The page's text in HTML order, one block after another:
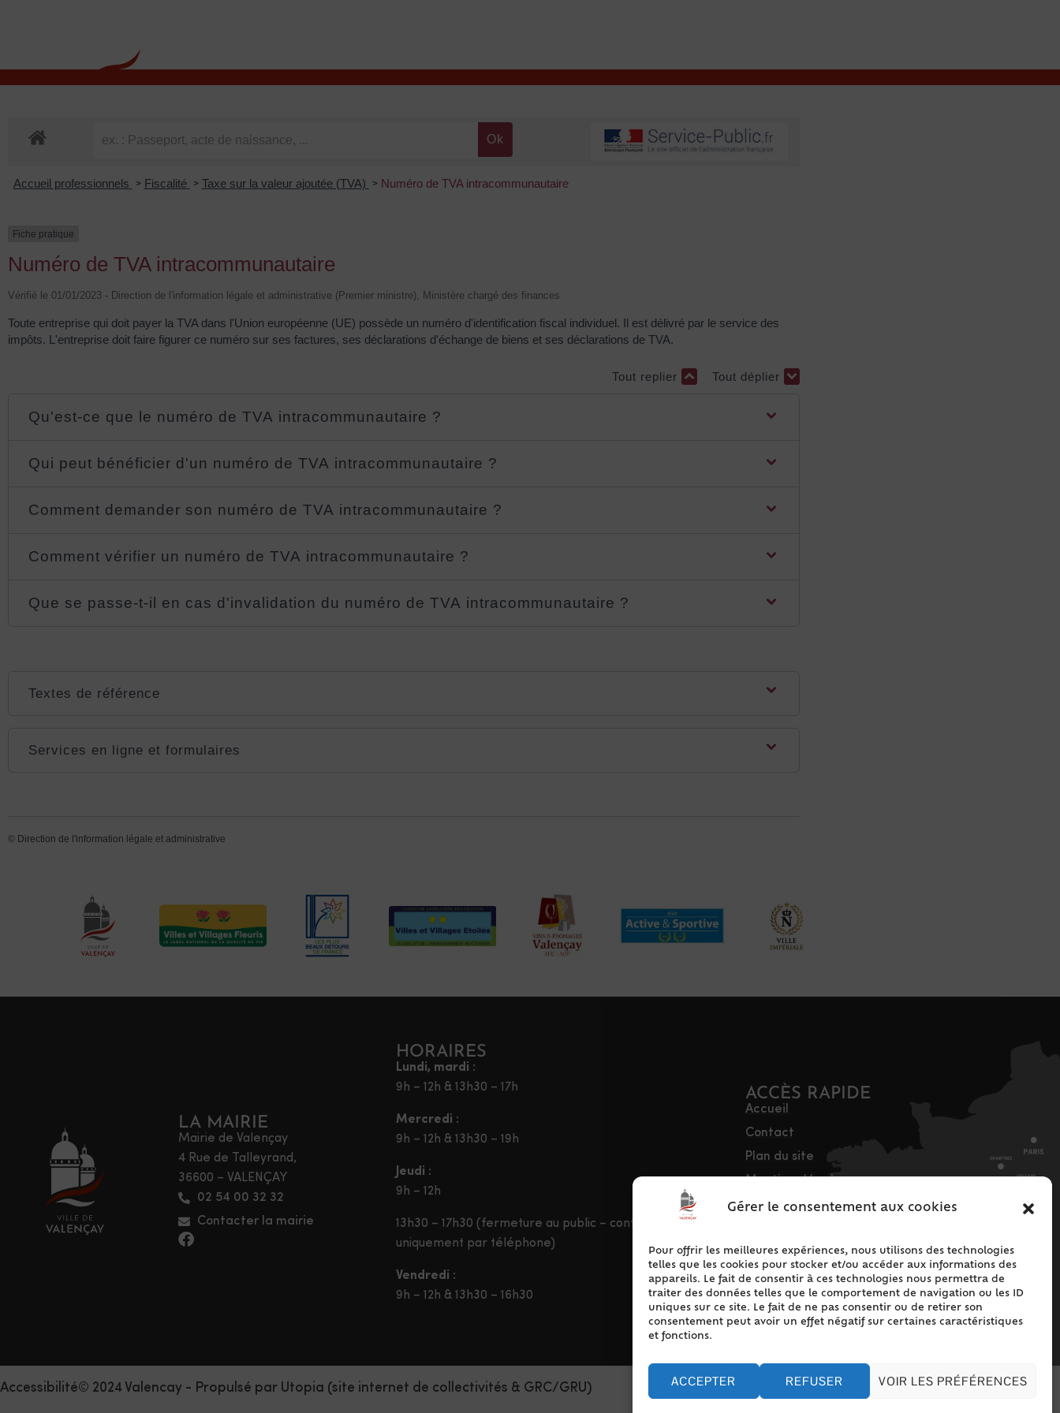
Gérer le consentement aux cookies
Pour offrir les meilleures expériences, nous utilisons des technologies
telles que les cookies pour stocker et/ou accéder aux informations des
appareils. Le fait de consentir à ces technologies nous permettra de
traiter des données telles que le comportement de navigation ou les ID
uniques sur ce site. Le fait de ne pas consentir ou de retirer son
consentement peut avoir un effet négatif sur certaines caractéristiques
et fonctions.
ACCEPTER REFUSER VOIR LES PRÉFÉRENCES
Accueil professionnels > Fiscalité > Taxe sur la valeur ajoutée (TVA) > Numéro de TVA intracommunautaire
Fiche pratique
Numéro de TVA intracommunautaire
Vérifié le 01/01/2023 - Direction de l'information légale et administrative (Premier ministre), Ministère chargé des finances
Toute entreprise qui doit payer la TVA dans l'Union européenne (UE) possède un numéro d'identification fiscal individuel. Il est délivré par le service des
impôts. L'entreprise doit faire figurer ce numéro sur ses factures, ses déclarations d'échange de biens et ses déclarations de TVA.
Tout replier Tout déplier
Qu'est-ce que le numéro de TVA intracommunautaire ?
Qui peut bénéficier d'un numéro de TVA intracommunautaire ?
Comment demander son numéro de TVA intracommunautaire ?
Comment vérifier un numéro de TVA intracommunautaire ?
Que se passe-t-il en cas d'invalidation du numéro de TVA intracommunautaire ?
Textes de référence
Services en ligne et formulaires
© Direction de l'information légale et administrative
LA MAIRIE
Mairie de Valençay
4 Rue de Talleyrand,
36600 – VALENÇAY
02 54 00 32 32
Contacter la mairie
HORAIRES
Lundi, mardi :
9h – 12h & 13h30 – 17h
Mercredi :
9h – 12h & 13h30 – 19h
Jeudi :
9h – 12h
13h30 – 17h30 (fermeture au public – contact
uniquement par téléphone)
Vendredi :
9h – 12h & 13h30 – 16h30
ACCÈS RAPIDE
Accueil
Contact
Plan du site
Mentions légales
Traitement des
Politique de cookies
(UE)
Accessibilité© 2024 Valencay - Propulsé par Utopia (site internet de collectivités & GRC/GRU)